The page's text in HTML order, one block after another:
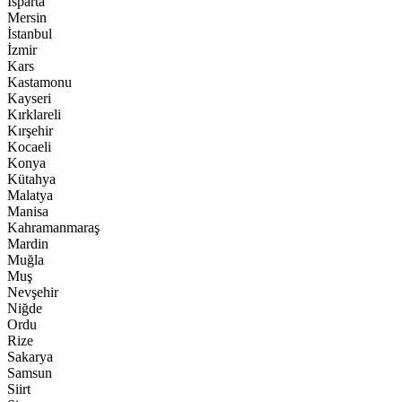
Mersin
İstanbul
İzmir
Kars
Kastamonu
Kayseri
Kırklareli
Kırşehir
Kocaeli
Konya
Kütahya
Malatya
Manisa
Kahramanmaraş
Mardin
Muğla
Muş
Nevşehir
Niğde
Ordu
Rize
Sakarya
Samsun
Siirt